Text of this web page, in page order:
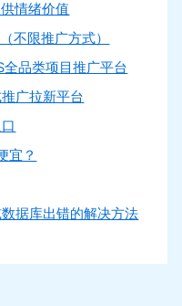
情绪价值
不限推广方式）
全品类项目推广平台
广拉新平台
宜？
据库出错的解决方法